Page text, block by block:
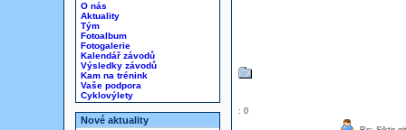
O nás
Aktuality
Tým
Fotoalbum
Fotogalerie
Kalendář závodů
Výsledky závodů
Kam na trénink
Vaše podpora
Cyklovýlety
Nové aktuality
: 0